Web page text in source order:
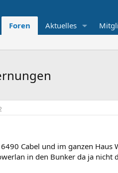
Foren Aktuelles
Cabel und im ganzen Haus
in den Bunker da ja nicht